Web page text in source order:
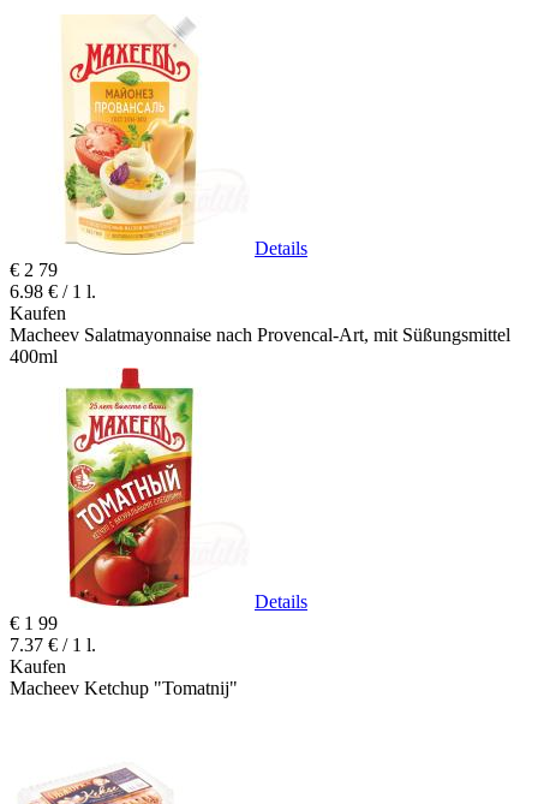
Details
€ 2 79
6.98 € / 1 l.
Kaufen
Macheev Salatmayonnaise nach Provencal-Art, mit Süßungsmittel
400ml
Details
€ 1 99
7.37 € / 1 l.
Kaufen
Macheev Ketchup "Tomatnij"